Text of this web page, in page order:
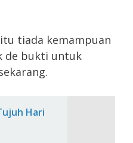
tiada kemampuan
de bukti untuk
Hari